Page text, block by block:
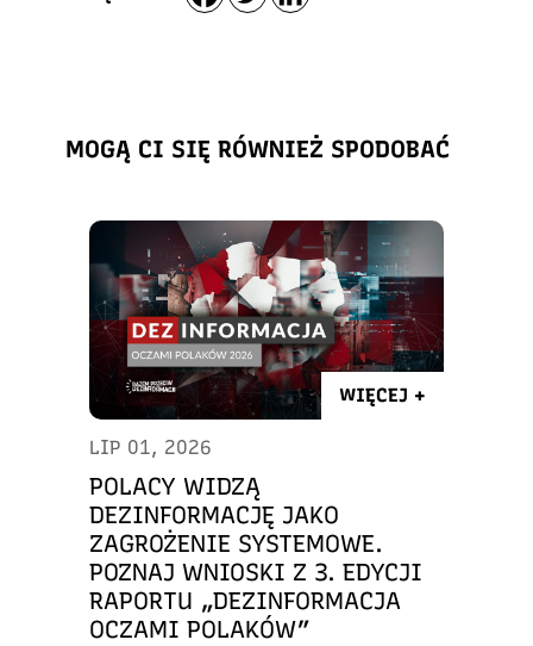
MOGĄ CI SIĘ RÓWNIEŻ SPODOBAĆ
WIĘCEJ +
LIP 01, 2026
POLACY WIDZĄ
DEZINFORMACJĘ JAKO
ZAGROŻENIE SYSTEMOWE.
POZNAJ WNIOSKI Z 3. EDYCJI
RAPORTU „DEZINFORMACJA
OCZAMI POLAKÓW”